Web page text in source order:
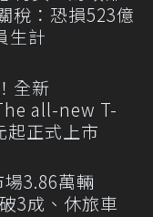
稅：恐損523億
生計
全新
all-new T-
起正式上市
3.86萬輛
3成、休旅車